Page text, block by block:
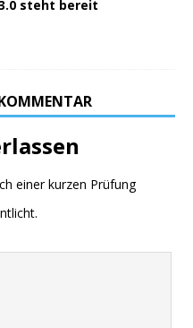
steht bereit
einer kurzen Prüfung